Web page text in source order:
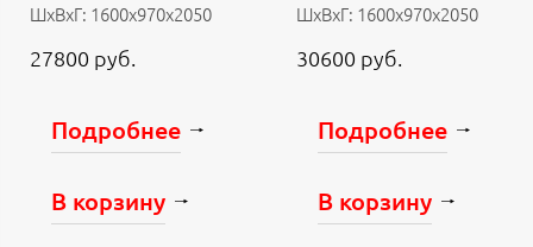
ШхВхГ: 1600х970х2050
27800 руб.
Подробнее
В корзину
ШхВхГ: 1600х970х2050
30600 руб.
Подробнее
В корзину